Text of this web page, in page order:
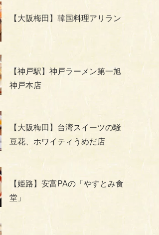
【大阪梅田】韓国料理アリラン
【神戸駅】神戸ラーメン第一旭
神戸本店
【大阪梅田】台湾スイーツの騒
豆花、ホワイティうめだ店
【姫路】安富PAの「やすとみ食
堂」